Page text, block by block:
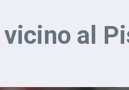
al